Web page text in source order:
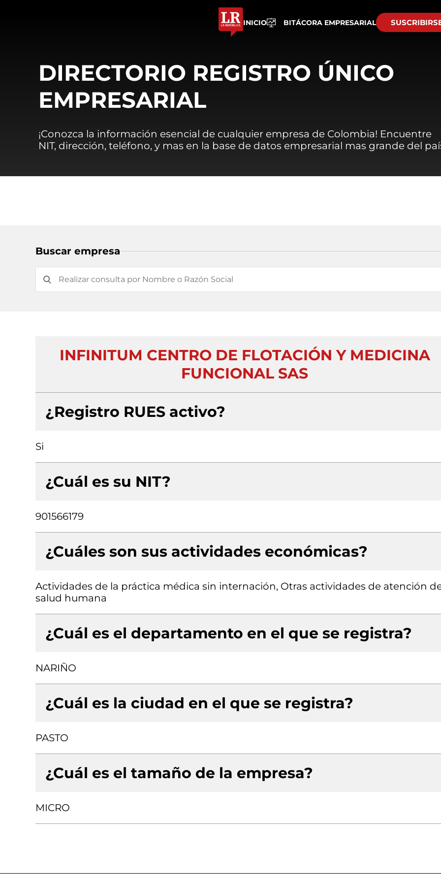
INICIO BITÁCORA EMPRESARIAL
DIRECTORIO REGISTRO ÚNICO
EMPRESARIAL
¡Conozca la información esencial de cualquier empresa de Colombia! Encuentre
NIT, dirección, teléfono, y mas en la base de datos empresarial mas grande del
Buscar empresa
INFINITUM CENTRO DE FLOTACIÓN Y MEDICINA
FUNCIONAL SAS
¿Registro RUES activo?
Si
¿Cuál es su NIT?
901566179
¿Cuáles son sus actividades económicas?
Actividades de la práctica médica sin internación, Otras actividades de atención
salud humana
¿Cuál es el departamento en el que se registra?
NARIÑO
¿Cuál es la ciudad en el que se registra?
PASTO
¿Cuál es el tamaño de la empresa?
MICRO